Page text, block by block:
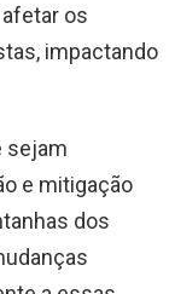
os
impactando
sejam
e mitigação
dos